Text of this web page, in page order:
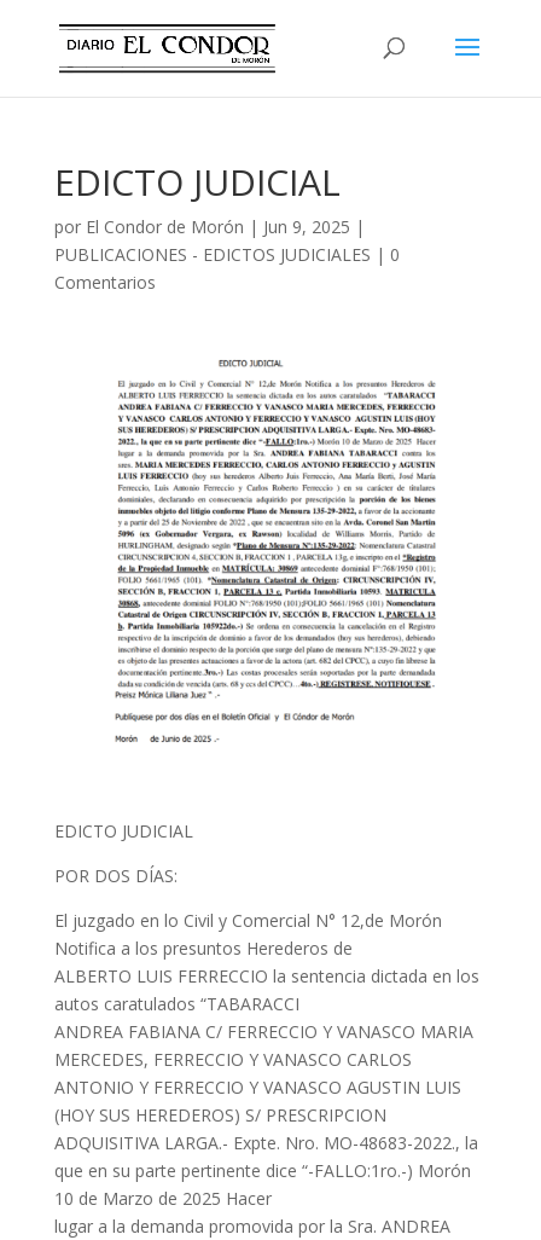
EDICTO JUDICIAL
por El Condor de Morón | Jun 9, 2025 |
PUBLICACIONES - EDICTOS JUDICIALES | 0
Comentarios
EDICTO JUDICIAL
POR DOS DÍAS:
El juzgado en lo Civil y Comercial N° 12,de Morón
Notifica a los presuntos Herederos de
ALBERTO LUIS FERRECCIO la sentencia dictada en los
autos caratulados “TABARACCI
ANDREA FABIANA C/ FERRECCIO Y VANASCO MARIA
MERCEDES, FERRECCIO Y VANASCO CARLOS
ANTONIO Y FERRECCIO Y VANASCO AGUSTIN LUIS
(HOY SUS HEREDEROS) S/ PRESCRIPCION
ADQUISITIVA LARGA.- Expte. Nro. MO-48683-2022., la
que en su parte pertinente dice “-FALLO:1ro.-) Morón
10 de Marzo de 2025 Hacer
lugar a la demanda promovida por la Sra. ANDREA